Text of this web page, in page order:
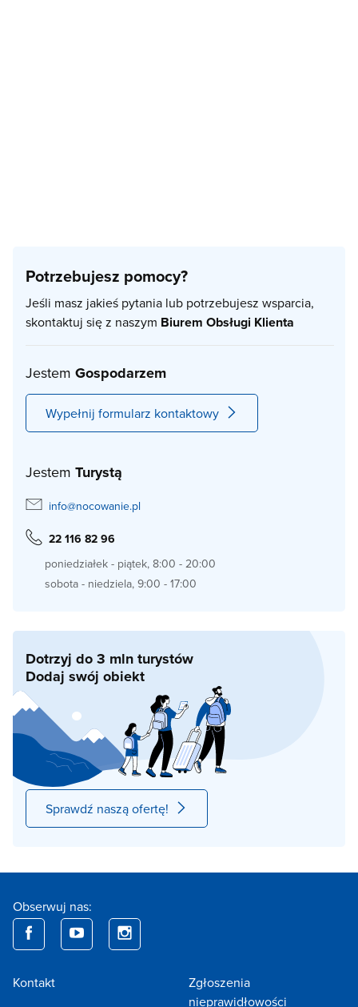
Potrzebujesz pomocy?
Jeśli masz jakieś pytania lub potrzebujesz wsparcia,
skontaktuj się z naszym Biurem Obsługi Klienta
Jestem Gospodarzem
Wypełnij formularz kontaktowy
Jestem Turystą
info@nocowanie.pl
22 116 82 96
poniedziałek - piątek, 8:00 - 20:00
sobota - niedziela, 9:00 - 17:00
Dotrzyj do 3 mln turystów
Dodaj swój obiekt
Sprawdź naszą ofertę!
Obserwuj nas:
Kontakt
Zgłoszenia
nieprawidłowości